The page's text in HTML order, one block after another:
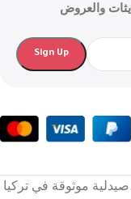
والعروض